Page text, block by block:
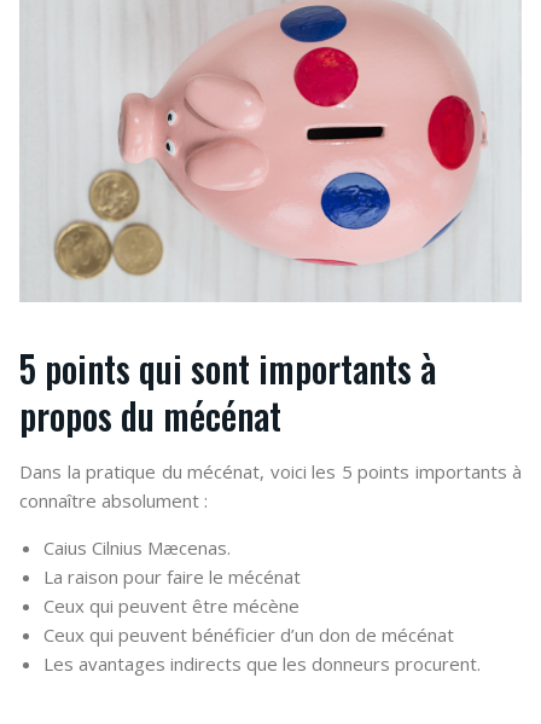
5 points qui sont importants à
propos du mécénat
Dans la pratique du mécénat, voici les 5 points importants à
connaître absolument :
Caius Cilnius Mæcenas.
La raison pour faire le mécénat
Ceux qui peuvent être mécène
Ceux qui peuvent bénéficier d’un don de mécénat
Les avantages indirects que les donneurs procurent.